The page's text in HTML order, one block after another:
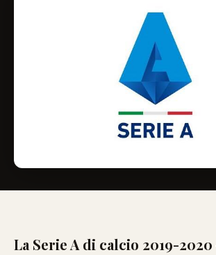
La Serie A di calcio 2019-2020